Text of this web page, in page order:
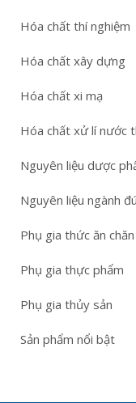
Hóa chất thí nghiệm
Hóa chất xây dựng
Hóa chất xi mạ
Hóa chất xử lí nước
Nguyên liệu dược
Nguyên liệu ngành
Phụ gia thức ăn
Phụ gia thực phẩm
Phụ gia thủy sản
Sản phẩm nổi bật